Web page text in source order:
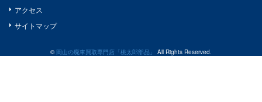
アクセス
サイトマップ
© 岡山の廃車買取専門店「桃太郎部品」 All Rights Reserved.